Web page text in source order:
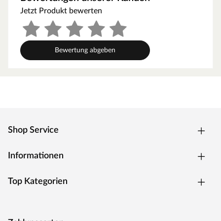
Die allgemeine Altersempfehlung für einen
Kinderspielturm liegt bei 3–12 Jahren. Achte aber bitte
darauf, dass die Höhe des Spielturmes zum Alter bzw.
zur Größe deines Kindes passt. Die erhöhte
Spielgeräteplattform hat eine Podesthöhe von 142 cm.
Lieferumfang enthalten. Die Rutsche lässt sich mit
Hierfür befindet sich an der Unterseite der Rutsche ein
aus drei Teilen, die zusammengesteckt werden.
Jetzt Produkt bewerten
Bewertung abgeben
Shop Service
Informationen
Top Kategorien